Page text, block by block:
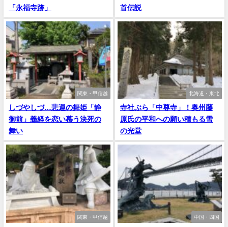
「永福寺跡」
首伝説
関東・甲信越
しづやしづ…悲運の舞姫「静
御前」義経を恋い慕う決死の
舞い
北海道・東北
寺社ぶら「中尊寺」！奥州藤
原氏の平和への願い積もる雪
の光堂
関東・甲信越 中国・四国